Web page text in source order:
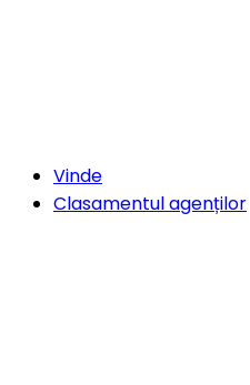
Vinde
Clasamentul agenților